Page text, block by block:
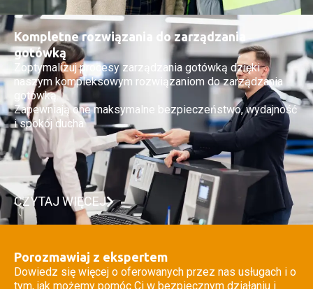
Kompletne rozwiązania do zarządzania
gotówką
Zoptymalizuj procesy zarządzania gotówką dzięki
naszym kompleksowym rozwiązaniom do zarządzania
gotówką.
Zapewniają one maksymalne bezpieczeństwo, wydajność
i spokój ducha.
CZYTAJ WIĘCEJ
Porozmawiaj z ekspertem
Dowiedz się więcej o oferowanych przez nas usługach i o
tym, jak możemy pomóc Ci w bezpiecznym działaniu i